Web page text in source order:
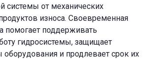
системы от механических
износа. Своевременная
помогает поддерживать
гидросистемы, защищает
и продлевает срок их